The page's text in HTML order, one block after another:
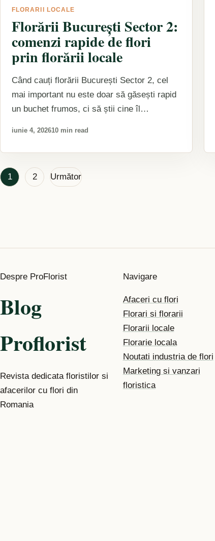
FLORARII LOCALE
Florării București Sector 2:
comenzi rapide de flori
prin florării locale
Când cauți florării București Sector 2, cel
mai important nu este doar să găsești rapid
un buchet frumos, ci să știi cine îl
iunie 4, 202610 min read
Paginație
1 2 Următor
Despre ProFlorist
Blog
Proflorist
Revista dedicata floristilor si
afacerilor cu flori din
Romania
Navigare
Afaceri cu flori
Florari si florarii
Florarii locale
Florarie locala
Noutati industria de flori
Marketing si vanzari
floristica